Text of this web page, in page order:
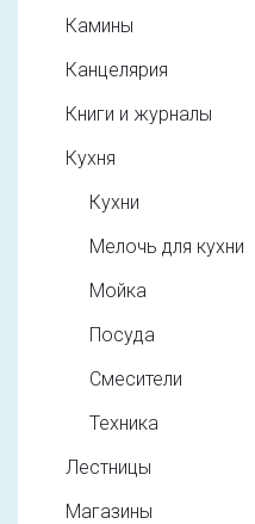
Камины
Канцелярия
Книги и журналы
Кухня
Кухни
Мелочь для кухни
Мойка
Посуда
Смесители
Техника
Лестницы
Магазины